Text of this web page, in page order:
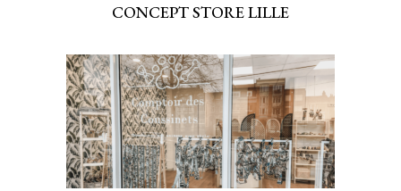
CONCEPT STORE LILLE